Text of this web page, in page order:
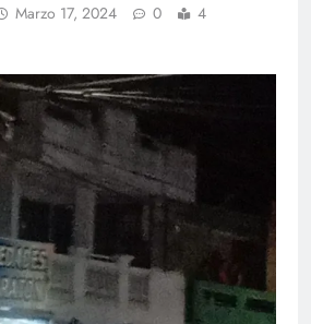
Marzo 17, 2024 0
4